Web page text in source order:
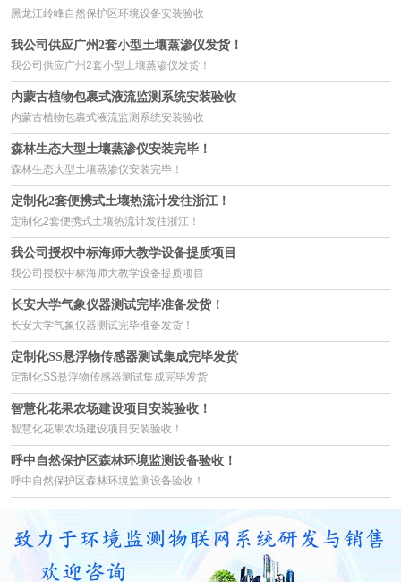
黑龙江岭峰自然保护区环境设备安装验收
我公司供应广州2套小型土壤蒸渗仪发货！
我公司供应广州2套小型土壤蒸渗仪发货！
内蒙古植物包裹式液流监测系统安装验收
内蒙古植物包裹式液流监测系统安装验收
森林生态大型土壤蒸渗仪安装完毕！
森林生态大型土壤蒸渗仪安装完毕！
定制化2套便携式土壤热流计发往浙江！
定制化2套便携式土壤热流计发往浙江！
我公司授权中标海师大教学设备提质项目
我公司授权中标海师大教学设备提质项目
长安大学气象仪器测试完毕准备发货！
长安大学气象仪器测试完毕准备发货！
定制化SS悬浮物传感器测试集成完毕发货
定制化SS悬浮物传感器测试集成完毕发货
智慧化花果农场建设项目安装验收！
智慧化花果农场建设项目安装验收！
呼中自然保护区森林环境监测设备验收！
呼中自然保护区森林环境监测设备验收！